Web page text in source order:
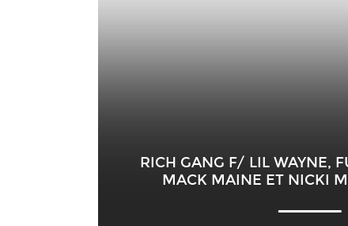
RICH GANG F/ LIL WAYNE,
MACK MAINE ET NICKI